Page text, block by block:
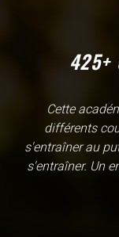
425+
L'Academy de
une école, en
évidemment
un sur herbe,
Vous y avez